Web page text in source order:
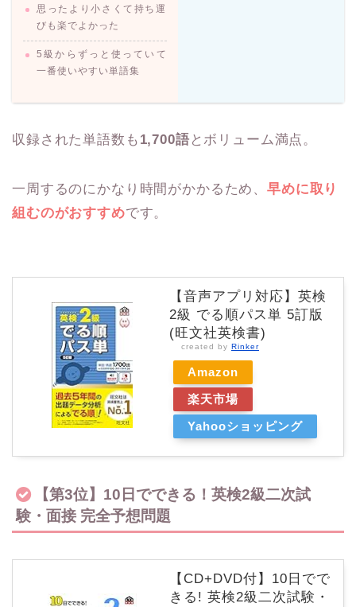
思ったより小さくて持ち運
びも楽でよかった
5級からずっと使っていて
一番使いやすい単語集
収録された単語数も 1,700語 とボリューム満点。
一周するのにかなり時間がかかるため、早めに取り
組むのがおすすめです。
【音声アプリ対応】英検
2級 でる順パス単 5訂版
(旺文社英検書)
created by Rinker
Amazon
楽天市場
Yahooショッピング
【第3位】10日でできる！英検2級二次試
験・面接 完全予想問題
【CD+DVD付】10日でで
きる! 英検2級二次試験・